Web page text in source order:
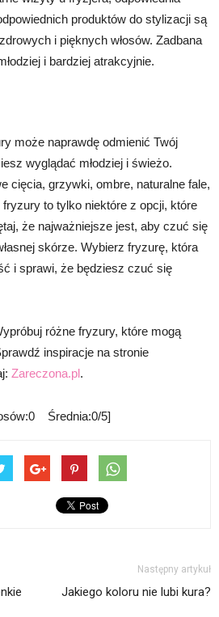
produktów do stylizacji są
i pięknych włosów. Zadbana
i bardziej atrakcyjnie.
może naprawdę odmienić Twój
wyglądać młodziej i świeżo.
cięcia, grzywki, ombre, naturalne fale,
to tylko niektóre z opcji, które
że najważniejsze jest, aby czuć się
skórze. Wybierz fryzurę, która
i sprawi, że będziesz czuć się
różne fryzury, które mogą
inspiracje na stronie
Zareczona.pl.
Średnia:0/5]
Następny artykuł
Jakiego koloru nie lubi kura?